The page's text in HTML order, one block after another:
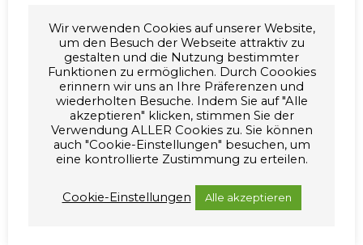
Die Wärmeerzeugung erfolgt mit mehreren erdgasbetriebenen
Absorptionswärmepumpen und einem Gas-Brennwertkessel. Die
Wärmepumpen nutzen einerseits die Energie die im Erdgas steckt und
darüber hinaus auch kostenlose Erdwärme aus dem Grundwasser.
Für die Kühlung der Gebäude wird Grundwasser verwendet. Der Einsatz
von Flächenkühlsystemen macht den Einsatz einer Kältemaschine für die
Raumkühlung überflüssig. Für die Gebäudekühlung sind somit nur
wenige hocheffiziente Umwälzpumpen mit geringem Stromverbrauch
im Betrieb. Die in die Decke integrierte Flächenheizung wurde so
ausgelegt, dass damit auch die Raumkühlung realisiert werden kann.
Dadurch war es möglich die Kühlfunktion mit extrem geringen
Investitionskosten zu realisieren.
Wir verwenden Cookies auf unserer Website,
um den Besuch der Webseite attraktiv zu
gestalten und die Nutzung bestimmter
Funktionen zu ermöglichen. Durch Coookies
erinnern wir uns an Ihre Präferenzen und
wiederholten Besuche. Indem Sie auf "Alle
akzeptieren" klicken, stimmen Sie der
Verwendung ALLER Cookies zu. Sie können
auch "Cookie-Einstellungen" besuchen, um
eine kontrollierte Zustimmung zu erteilen.
Cookie-Einstellungen Alle akzeptieren